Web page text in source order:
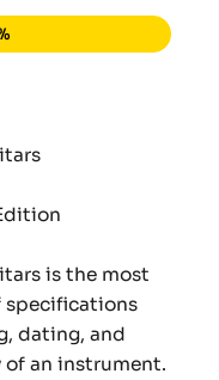
is the most
specifications
dating, and
an instrument.